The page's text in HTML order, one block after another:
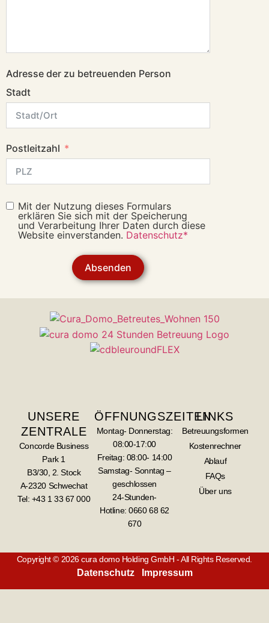
Adresse der zu betreuenden Person
Stadt
Postleitzahl
Mit der Nutzung dieses Formulars
erklären Sie sich mit der Speicherung
und Verarbeitung Ihrer Daten durch diese
Website einverstanden. Datenschutz*
Absenden
UNSERE
ZENTRALE
Concorde Business
Park 1
B3/30, 2. Stock
A-2320 Schwechat
Tel: +43 1 33 67 000
ÖFFNUNGSZEITEN
Montag- Donnerstag:
08:00-17:00
Freitag: 08:00- 14:00
Samstag- Sonntag –
geschlossen
24-Stunden-
Hotline: 0660 68 62
670
LINKS
Betreuungsformen
Kostenrechner
Ablauf
FAQs
Über uns
Copyright © 2026 cura domo Holding GmbH - All Rights Reserved.
Datenschutz Impressum